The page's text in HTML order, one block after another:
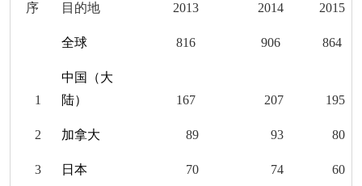
序
目的地 2013 2014 201 5
全球 816 906 864
1
中国（大
陆）
167 207 195
2 加拿大 89 93 80
3 日本 70 74 60